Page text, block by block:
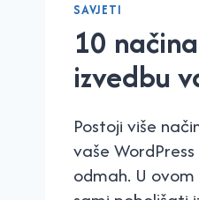
SAVJETI
10
izvedbu
Postoji više
vaše
odmah. U